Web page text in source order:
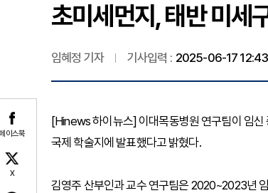
이스북
X
초미세먼지, 태반 미세
임혜정 기자 기사입력 : 2025-06-17 12:43
[Hinews 하이뉴스] 이대목동병원 연구팀이 임
국제 학술지에 발표했다고 밝혔다.
김영주 산부인과 교수 연구팀은 2020~2023년